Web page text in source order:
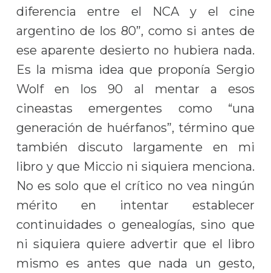
diferencia entre el NCA y el cine
argentino de los 80”, como si antes de
ese aparente desierto no hubiera nada.
Es la misma idea que proponía Sergio
Wolf en los 90 al mentar a esos
cineastas emergentes como “una
generación de huérfanos”, término que
también discuto largamente en mi
libro y que Miccio ni siquiera menciona.
No es solo que el crítico no vea ningún
mérito en intentar establecer
continuidades o genealogías, sino que
ni siquiera quiere advertir que el libro
mismo es antes que nada un gesto,